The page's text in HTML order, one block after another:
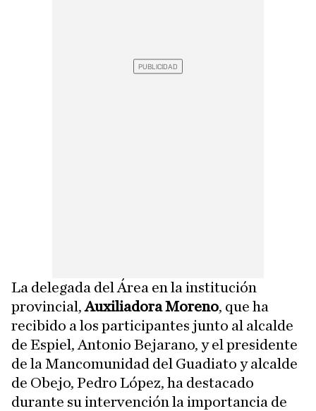
La delegada del Área en la institución
provincial,Auxiliadora Moreno, que ha
recibido a los participantes junto al alcalde
de Espiel, Antonio Bejarano, y el presidente
de la Mancomunidad del Guadiato y alcalde
de Obejo, Pedro López, ha destacado
durante su intervención la importancia de